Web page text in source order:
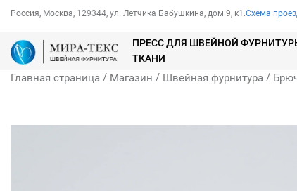
Россия, Москва, 129344, ул. Летчика Бабушкина, дом 9, к1.Схема
ПРЕСС ДЛЯ ШВЕЙНОЙ
ТКАНИ
Главная страница / Магазин / Швейная фурнитура /